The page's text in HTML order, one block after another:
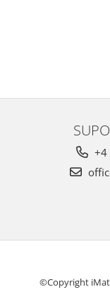
+4
©Copyright